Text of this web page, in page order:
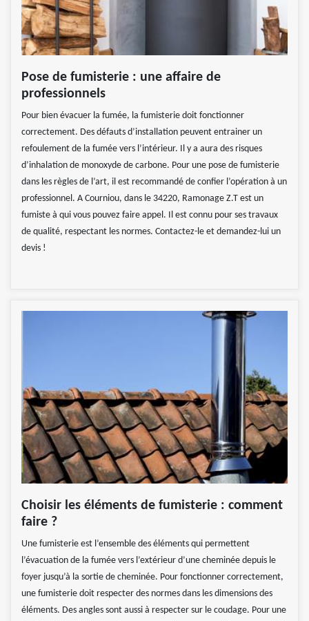
Pose de fumisterie : une affaire de
professionnels
Pour bien évacuer la fumée, la fumisterie doit fonctionner
correctement. Des défauts d’installation peuvent entrainer un
refoulement de la fumée vers l’intérieur. Il y a aura des risques
d’inhalation de monoxyde de carbone. Pour une pose de fumisterie
dans les règles de l’art, il est recommandé de confier l’opération à un
professionnel. A Courniou, dans le 34220, Ramonage Z.T est un
fumiste à qui vous pouvez faire appel. Il est connu pour ses travaux
de qualité, respectant les normes. Contactez-le et demandez-lui un
devis !
Choisir les éléments de fumisterie : comment
faire ?
Une fumisterie est l’ensemble des éléments qui permettent
l’évacuation de la fumée vers l’extérieur d’une cheminée depuis le
foyer jusqu’à la sortie de cheminée. Pour fonctionner correctement,
une fumisterie doit respecter des normes dans les dimensions des
éléments. Des angles sont aussi à respecter sur le coudage. Pour une